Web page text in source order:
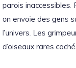
parois inaccessibles.
on envoie des gens
l’univers. Les
d’oiseaux rares